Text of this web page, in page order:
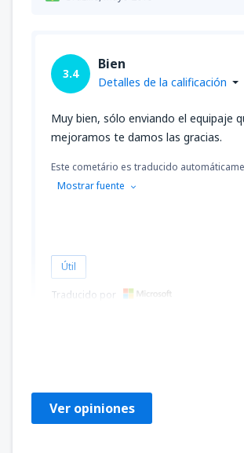
3.4
Bien
Detalles de la calificación
Muy bien, sólo enviando el equipaje
mejoramos te damos las gracias.
Este cometário es traducido
Mostrar fuente
Útil
Traducido por
Ver opiniones